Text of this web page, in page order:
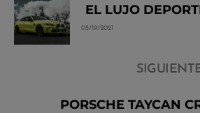
EL LUJO
05/19/2021
PORSCHE TAYCAN